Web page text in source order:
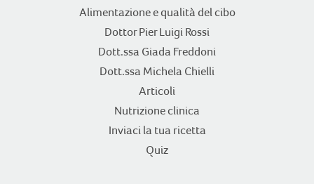
Alimentazione e qualità del cibo
Dottor Pier Luigi Rossi
Dott.ssa Giada Freddoni
Dott.ssa Michela Chielli
Articoli
Nutrizione clinica
Inviaci la tua ricetta
Quiz